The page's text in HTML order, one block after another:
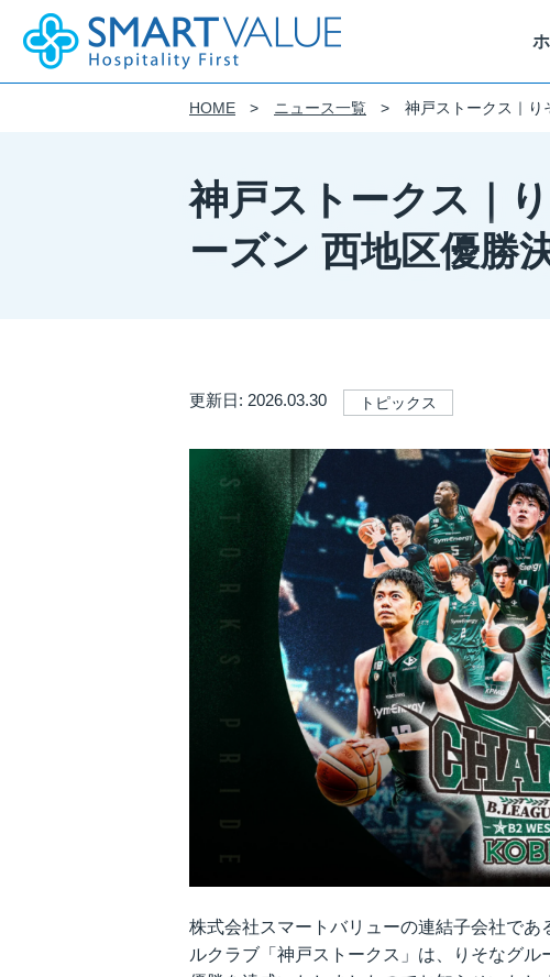
会社概要
SMART VALUE Group Vision
株式会社スマートバリューのウェブサイトに
おける個人情報の取り扱いについて
モビリティ・サービス
モビリティIoTに特化したプラットフォーム
クルマツナグプラットフォーム
カーシェアの事業化を支援するプラットフォーム
架装品のご提案
財務情報
経営成績
財政状況
決算短信
有価証券報告書
株主通信
株主総会関連資料
説明会資料
ENGLISH IR INFO
定款・株式取扱規程
サステナビリティ基本方針
フィロソフィー
DE&I 推進方針
働き方
新卒採用
制度を知る
HOME ニュース一覧 神戸ストークス｜り
神戸ストークス｜
ーズン 西地区優勝
更新日: 2026.03.30 トピックス
株式会社スマートバリューの連結子会社で
ルクラブ「神戸ストークス」は、りそなグ